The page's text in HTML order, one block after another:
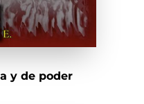
y de poder